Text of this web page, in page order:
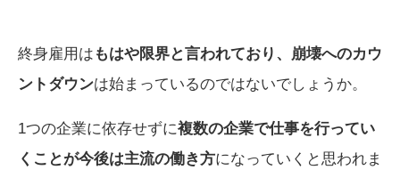
終身雇用は もはや限界と言われており、崩壊へのカウ
ントダウンは始まっているのではないでしょうか。
1つの企業に依存せずに複数の企業で仕事を行ってい
くことが今後は主流の働き方になっていくと思われま